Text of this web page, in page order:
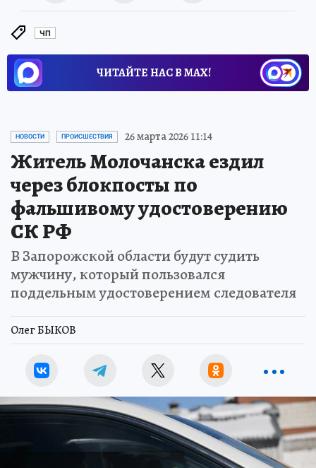
ЧП
ЧИТАЙТЕ НАС В МАХ!
НОВОСТИ ПРОИСШЕСТВИЯ 26 марта 2026 11:14
Житель Молочанска ездил
через блокпосты по
фальшивому удостоверению
СК РФ
В Запорожской области будут судить
мужчину, который пользовался
поддельным удостоверением следователя
Олег БЫКОВ